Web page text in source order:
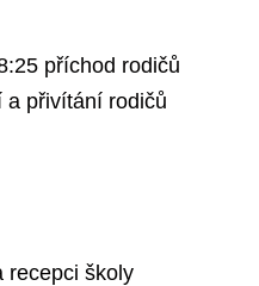
příchod rodičů
a přivítání rodičů
recepci školy